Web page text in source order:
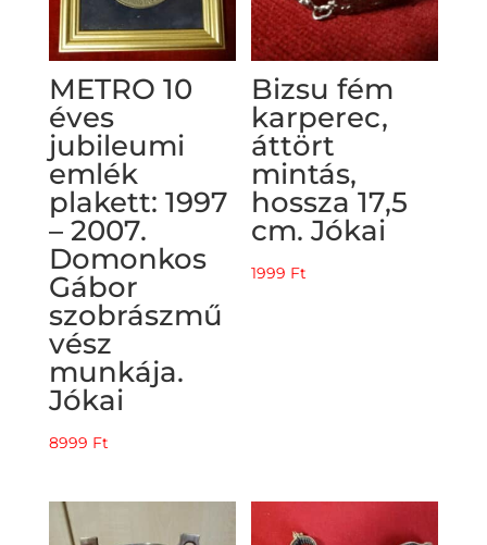
METRO 10
éves
jubileumi
emlék
plakett: 1997
– 2007.
Domonkos
Gábor
szobrászmű
vész
munkája.
Jókai
8999 Ft
Bizsu fém
karperec,
áttört
mintás,
hossza 17,5
cm. Jókai
1999 Ft